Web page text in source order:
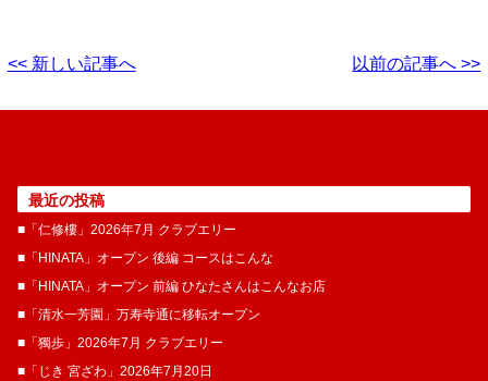
<< 新しい記事へ 以前の記事へ >>
最近の投稿
■「仁修樓」2026年7月 クラブエリー
■「HINATA」オープン 後編 コースはこんな
■「HINATA」オープン 前編 ひなたさんはこんなお店
■「清水一芳園」万寿寺通に移転オープン
■「獨歩」2026年7月 クラブエリー
■「じき 宮ざわ」2026年7月20日